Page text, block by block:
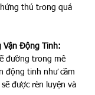
thú trong quá
Vận Động Tinh:
đường trong mê
động tinh như cầm
được rèn luyện và